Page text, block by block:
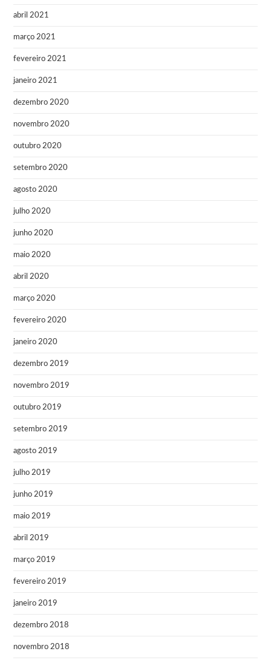
abril 2021
março 2021
fevereiro 2021
janeiro 2021
dezembro 2020
novembro 2020
outubro 2020
setembro 2020
agosto 2020
julho 2020
junho 2020
maio 2020
abril 2020
março 2020
fevereiro 2020
janeiro 2020
dezembro 2019
novembro 2019
outubro 2019
setembro 2019
agosto 2019
julho 2019
junho 2019
maio 2019
abril 2019
março 2019
fevereiro 2019
janeiro 2019
dezembro 2018
novembro 2018